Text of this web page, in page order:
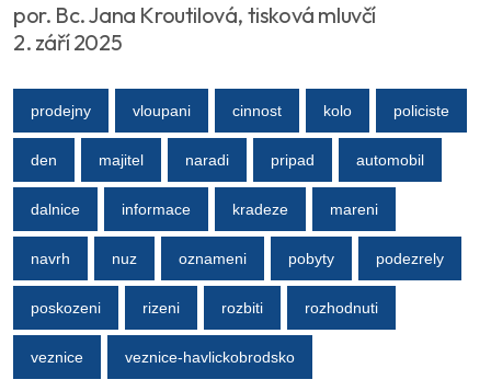
por. Bc. Jana Kroutilová, tisková mluvčí
2. září 2025
prodejny vloupani cinnost kolo policiste
den majitel naradi pripad automobil
dalnice informace kradeze mareni
navrh nuz oznameni pobyty podezrely
poskozeni rizeni rozbiti rozhodnuti
veznice veznice-havlickobrodsko